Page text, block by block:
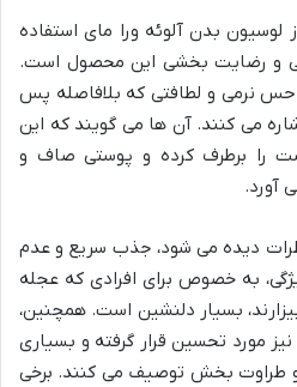
لوسیون بدن آلوئه ورا مای استفاده
و رضایت بخشی این محصول است.
نرمی و لطافتی که بلافاصله پس
می کنند. آن ها می گویند که این
را برطرف کرده و پوستی صاف و
آورد.
دیده می شود، جذب سریع و عدم
به خصوص برای افرادی که عجله
بسیار دلنشین است. همچنین،
نیز مورد تحسین قرار گرفته و بسیاری
و طراوت بخش توصیف می کنند. برخی